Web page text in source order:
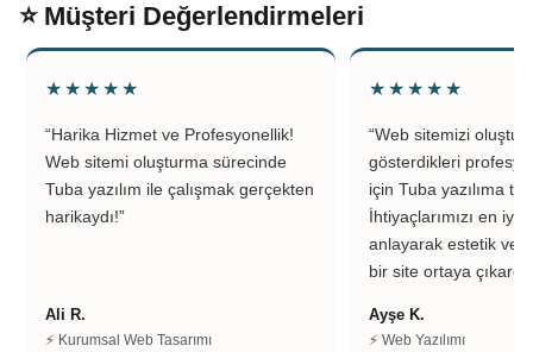
⭐ Müşteri Değerlendirmeleri
★★★★★
“Harika Hizmet ve Profesyonellik!
Web sitemi oluşturma sürecinde
Tuba yazılım ile çalışmak gerçekten
harikaydı!”
Ali R.
⚡ Kurumsal Web Tasarımı
★★★★★
“Web sitemizi
gösterdikleri
için Tuba yazılıma
İhtiyaçlarımızı en iyi
anlayarak estetik ve
bir site ortaya
Ayşe K.
⚡ Web Yazılımı